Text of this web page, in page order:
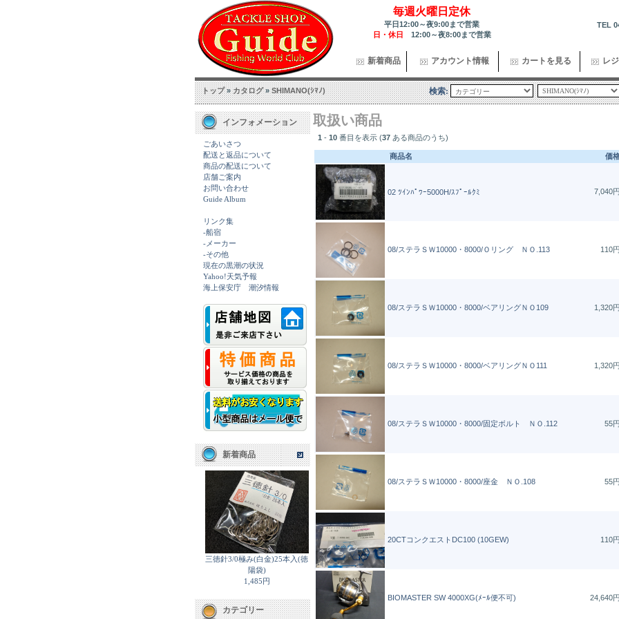
毎週火曜日定休
平日12:00～夜9:00まで営業
日・休日 12:00～夜8:00まで営業
TEL
新着商品 アカウント情報 カートを見る レ
トップ»カタログ»SHIMANO(ｼﾏﾉ) 検索:
インフォメーション
ごあいさつ
配送と返品について
商品の配送について
店舗ご案内
お問い合わせ
Guide Album
リンク集
-船宿
-メーカー
-その他
現在の黒潮の状況
Yahoo!天気予報
海上保安庁 潮汐情報
新着商品
三徳針3/0極み(白金)25本入(徳
陽袋)
1,485円
カテゴリー
取扱い商品
1 - 10 番目を表示 (37 ある商品のうち)
商品名 価
02 ﾂｲﾝﾊﾟﾜｰ5000H/ｽﾌﾟｰﾙｸﾐ 7,040円
08/ステラＳＷ10000・8000/Ｏリング ＮＯ.113 110円
08/ステラＳＷ10000・8000/ベアリングＮＯ109 1,320円
08/ステラＳＷ10000・8000/ベアリングＮＯ111 1,320円
08/ステラＳＷ10000・8000/固定ボルト ＮＯ.112 55円
08/ステラＳＷ10000・8000/座金 ＮＯ.108 55円
20CTコンクエストDC100 (10GEW) 110円
BIOMASTER SW 4000XG(ﾒｰﾙ便不可) 24,640円